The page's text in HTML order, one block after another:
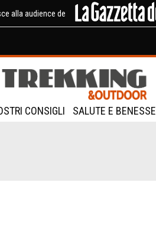
alla audience de
CONSIGLI SALUTE E